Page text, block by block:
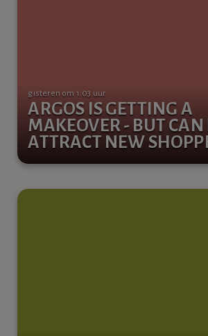
ARGOS IS GETTING A
MAKEOVER - BUT CAN
ATTRACT NEW
gisteren om 1:03 uur